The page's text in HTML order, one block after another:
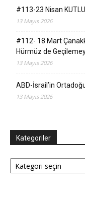
#113-23 Nisan
13 Mayıs 2026
#112- 18 Mart
Hürmüz de
13 Mayıs 2026
ABD-İsrail’in
13 Mayıs 2026
Kategoriler
Kategoriler